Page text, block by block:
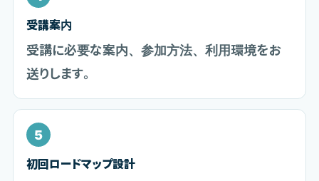
受講案内
受講に必要な案内、参加方法、利用環境をお
送りします。
5
初回ロードマップ設計